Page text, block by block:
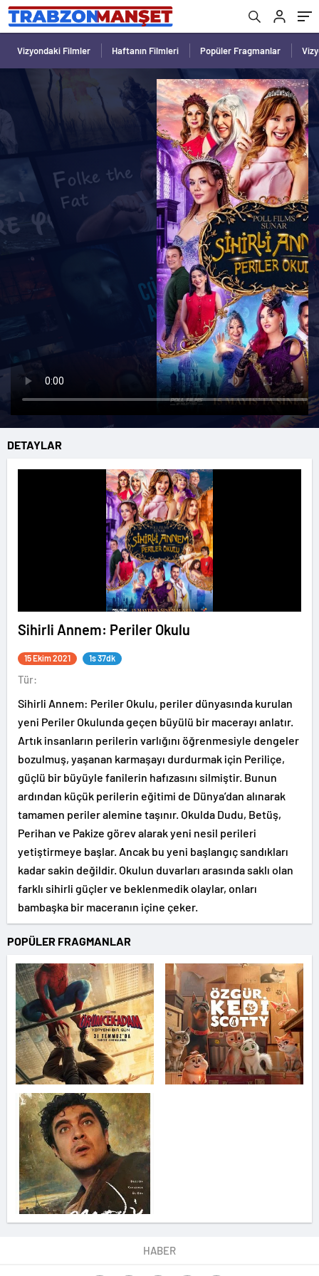
Vizyondaki Filmler Haftanın Filmleri Popüler Fragmanlar
DETAYLAR
Sihirli Annem: Periler Okulu
15 Ekim 2021 1s 37dk
Tür:
Sihirli Annem: Periler Okulu, periler dünyasında kurulan
yeni Periler Okulunda geçen büyülü bir macerayı anlatır.
Artık insanların perilerin varlığını öğrenmesiyle dengeler
bozulmuş, yaşanan karmaşayı durdurmak için Periliçe,
güçlü bir büyüyle fanilerin hafızasını silmiştir. Bunun
ardından küçük perilerin eğitimi de Dünya’dan alınarak
tamamen periler alemine taşınır. Okulda Dudu, Betüş,
Perihan ve Pakize görev alarak yeni nesil perileri
yetiştirmeye başlar. Ancak bu yeni başlangıç sandıkları
kadar sakin değildir. Okulun duvarları arasında saklı olan
farklı sihirli güçler ve beklenmedik olaylar, onları
bambaşka bir maceranın içine çeker.
POPÜLER FRAGMANLAR
HABER